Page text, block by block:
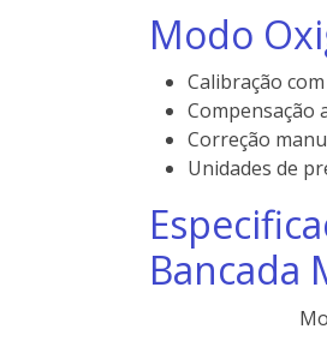
Modo
Calibração
Compensação
Correção
Unidades de
Bancada